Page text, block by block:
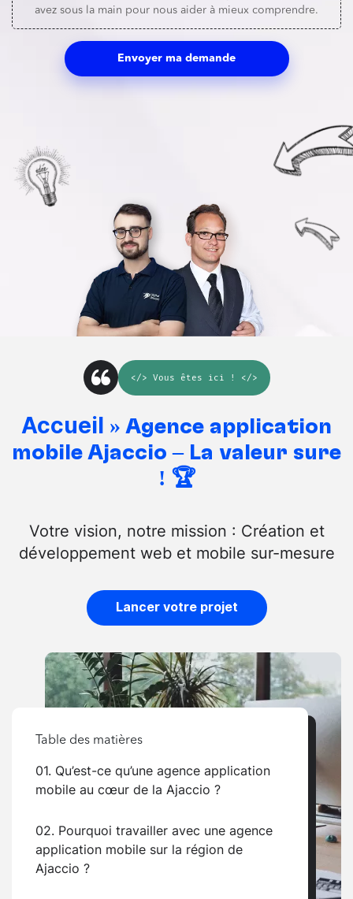
avez sous la main pour nous aider à mieux comprendre.
Envoyer ma demande
</> Vous êtes ici ! </>
Accueil » Agence application
mobile Ajaccio – La valeur sûre
! 🏆
Votre vision, notre mission : Création et
développement web et mobile sur-mesure
Lancer votre projet
Table des matières
01. Qu’est-ce qu’une agence application
mobile au cœur de la Ajaccio ?
02. Pourquoi travailler avec une agence
application mobile sur la région de
Ajaccio ?